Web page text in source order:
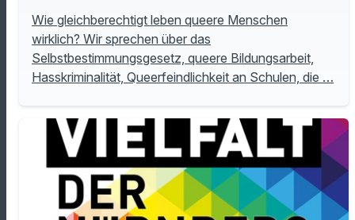
Wie gleichberechtigt leben queere Menschen
wirklich? Wir sprechen über das
Selbstbestimmungsgesetz, queere Bildungsarbeit,
Hasskriminalität, Queerfeindlichkeit an Schulen, die …